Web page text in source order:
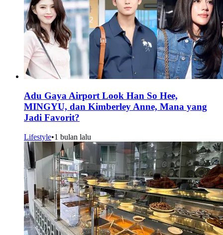
Adu Gaya Airport Look Han So Hee,
MINGYU, dan Kimberley Anne, Mana yang
Jadi Favorit?
Lifestyle•1 bulan lalu